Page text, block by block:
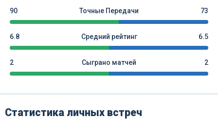
90 Точные Передачи 73
6.8 Средний рейтинг 6.5
2 Сыграно матчей 2
Статистика личных встреч